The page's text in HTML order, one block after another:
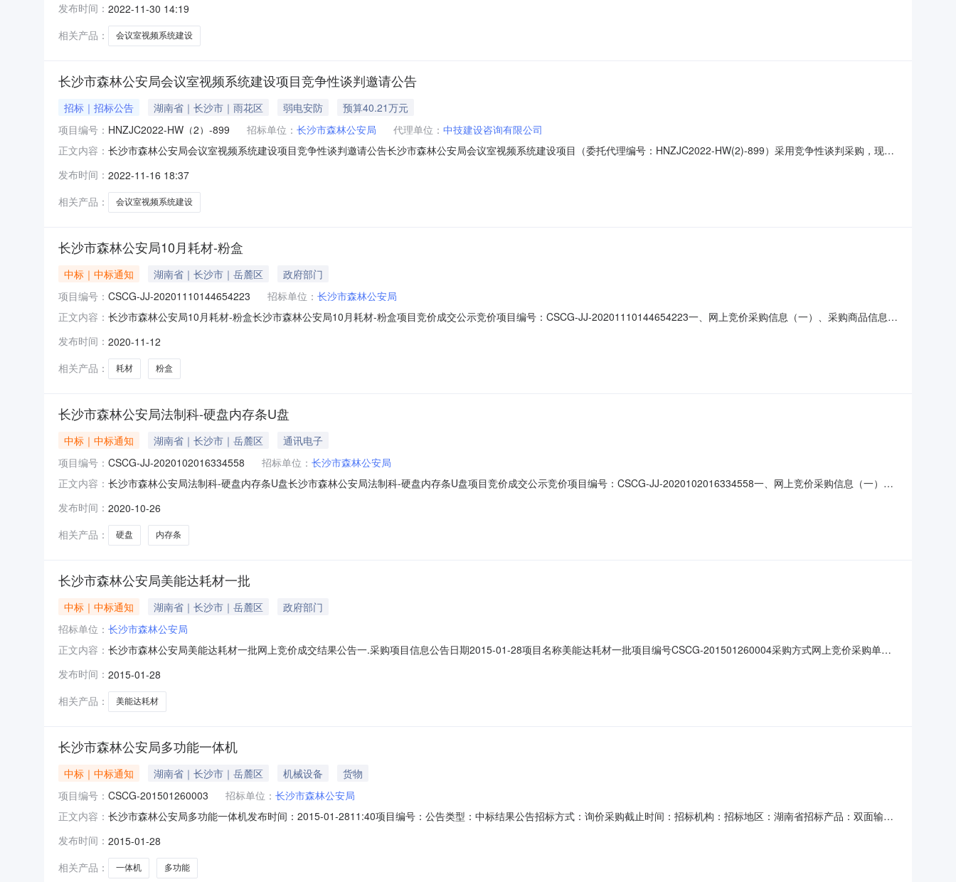
目内容与数量：标的名称简要技术要求数量长沙市森林公安局会议室视频系统建设项目详见谈判文件1二、供应商来源邀请供应商的情况（一）供应商产生方式：（√）公告邀请（）
供应商库抽取（
发布时间： 2022-11-30 14:19
相关产品：
会议室视频系统建设
长沙市森林公安局会议室视频系统建设项目竞争性谈判邀请公告
招标｜招标公告 湖南省｜长沙市｜雨花区 弱电安防
预算40.21万元
项目编号： HNZJC2022-HW（2）-899 招标单位： 长沙市森林公安局 代理单位： 中技建设咨询有限公司
正文内容： 长沙市森林公安局会议室视频系统建设项目竞争性谈判邀请公告长沙市森林公安局会议室视频系统建设项目（委托代理编号：HNZJC2022-HW(2)-899）采用竞争性谈判采购，现采
2、委托代理编号：HNZJC2022-HW(2)-8993、项目预算：402144.70元二、供应商资格要求：1、基本资格条件：（1）法人提交企业法人营业执照副本(或者法人登记证书)复印件
发布时间： 2022-11-16 18:37
相关产品：
会议室视频系统建设
长沙市森林公安局10月耗材-粉盒
中标｜中标通知 湖南省｜长沙市｜岳麓区
政府部门
项目编号： CSCG-JJ-20201110144654223 招标单位： 长沙市森林公安局
正文内容： 长沙市森林公安局10月耗材-粉盒长沙市森林公安局10月耗材-粉盒项目竞价成交公示竞价项目编号：CSCG-JJ-20201110144654223一、网上竞价采购信息（一）、采购商品信息品
格参数：墨粉盒/碳粉盒无忧退货免费包邮￥225.00元35eff739ed4ac4e11b1afc39d345abb1c小计￥元商品属性类
发布时间： 2020-11-12
相关产品：
耗材 粉盒
长沙市森林公安局法制科-硬盘内存条U盘
中标｜中标通知 湖南省｜长沙市｜岳麓区
通讯电子
项目编号： CSCG-JJ-2020102016334558 招标单位： 长沙市森林公安局
正文内容： 长沙市森林公安局法制科-硬盘内存条U盘长沙市森林公安局法制科-硬盘内存条U盘项目竞价成交公示竞价项目编号：CSCG-JJ-2020102016334558一、网上竞价采购信息（一）、
看参考商品详情规格参数：内存无忧退货免费包邮￥349.00元15eff739ed4ac4e11b1afc39d345abb1c小计￥元商品属性
发布时间： 2020-10-26
相关产品：
硬盘 内存条
长沙市森林公安局美能达耗材一批
中标｜中标通知 湖南省｜长沙市｜岳麓区
政府部门
招标单位： 长沙市森林公安局
正文内容： 长沙市森林公安局美能达耗材一批网上竞价成交结果公告一.采购项目信息公告日期2015-01-28项目名称美能达耗材一批项目编号CSCG-201501260004采购方式网上竞价采购单位
沙市岳麓区**大道南路7号长沙市林业局供货时间发票要求增值税发票服务要求原厂授权维修资格供应商，负责设备维修其他要求二.采购成
发布时间： 2015-01-28
相关产品：
美能达耗材
长沙市森林公安局多功能一体机
中标｜中标通知 湖南省｜长沙市｜岳麓区 机械设备
货物
项目编号： CSCG-201501260003 招标单位： 长沙市森林公安局
正文内容： 长沙市森林公安局多功能一体机发布时间：2015-01-2811:40项目编号：公告类型：中标结果公告招标方式：询价采购截止时间：招标机构：招标地区：湖南省招标产品：双面输稿
购方式网上竞价采购单位长沙市森林公安局开始时间2015-01-2809:30:00联系人长沙市森林公安局结束时间2015-01-2811:30:00联系电话189
发布时间： 2015-01-28
相关产品：
一体机 多功能